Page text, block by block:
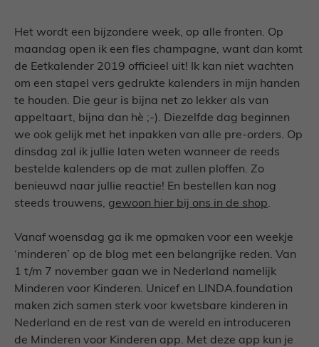
Het wordt een bijzondere week, op alle fronten. Op
maandag open ik een fles champagne, want dan komt
de Eetkalender 2019 officieel uit! Ik kan niet wachten
om een stapel vers gedrukte kalenders in mijn handen
te houden. Die geur is bijna net zo lekker als van
appeltaart, bijna dan hè ;-). Diezelfde dag beginnen
we ook gelijk met het inpakken van alle pre-orders. Op
dinsdag zal ik jullie laten weten wanneer de reeds
bestelde kalenders op de mat zullen ploffen. Zo
benieuwd naar jullie reactie! En bestellen kan nog
steeds trouwens, gewoon hier bij ons in de shop.
Vanaf woensdag ga ik me opmaken voor een weekje
‘minderen’ op de blog met een belangrijke reden. Van
1 t/m 7 november gaan we in Nederland namelijk
Minderen voor Kinderen. Unicef en LINDA.foundation
maken zich samen sterk voor kwetsbare kinderen in
Nederland en de rest van de wereld en introduceren
de Minderen voor Kinderen app. Met deze app kun je